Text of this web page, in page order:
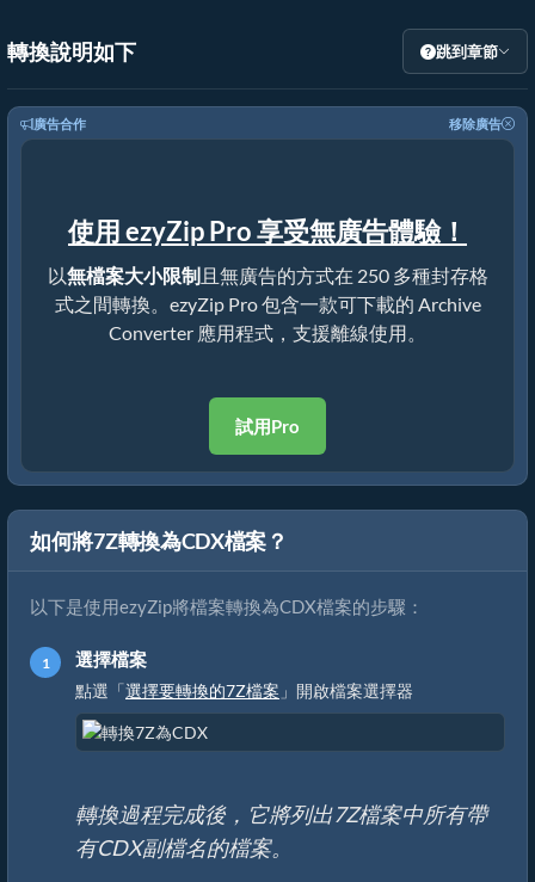
轉換說明如下 跳到章節
廣告合作 移除廣告
使用 ezyZip Pro 享受無廣告體驗！
以無檔案大小限制且無廣告的方式在 250 多種封存格
式之間轉換。ezyZip Pro 包含一款可下載的 Archive
Converter 應用程式，支援離線使用。
試用Pro
如何將7Z轉換為CDX檔案？
以下是使用ezyZip將檔案轉換為CDX檔案的步驟：
選擇檔案
點選「選擇要轉換的7Z檔案 」開啟檔案選擇器
轉換過程完成後，它將列出7Z檔案中所有帶
有CDX副檔名的檔案。